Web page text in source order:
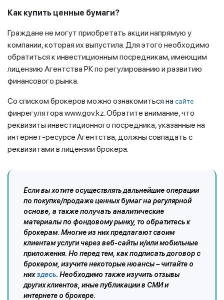
Как купить ценные бумаги?
Граждане не могут приобретать акции напрямую у
компании, которая их выпустила. Для этого необходимо
обратиться к инвестиционным посредникам, имеющим
лицензию Агентства РК по регулированию и развитию
финансового рынка.
Со списком брокеров можно ознакомиться на сайте
финрегулятора www.gov.kz. Обратите внимание, что
реквизиты инвестиционного посредника, указанные на
интернет-ресурсе Агентства, должны совпадать с
реквизитами в лицензии брокера.
Если вы хотите осуществлять дальнейшие операции
по покупке/продаже ценных бумаг на регулярной
основе, а также получать аналитические
материалы по фондовому рынку, то обратитесь к
брокерам. Многие из них предлагают своим
клиентам услуги через веб-сайты и/или мобильные
приложения. Но перед тем, как подписать договор с
брокером, изучите некоторые нюансы – читайте о
нихздесь. Необходимо также изучить отзывы
других клиентов, иные публикации в СМИ и
интернете о брокере.